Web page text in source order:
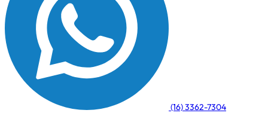
(16) 3362-7304